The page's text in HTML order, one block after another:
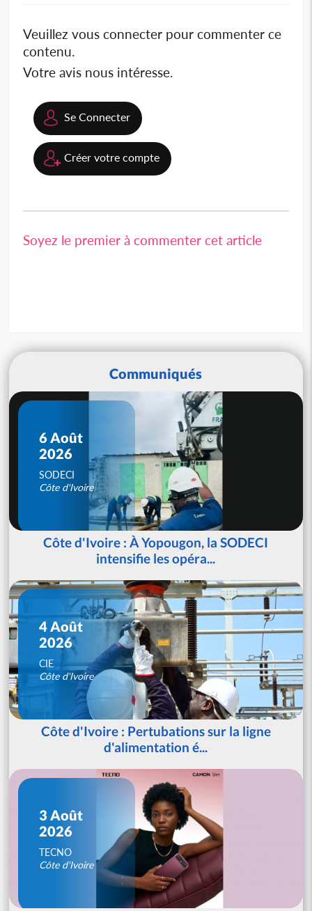
Veuillez vous connecter pour commenter ce
contenu.
Votre avis nous intéresse.
Se Connecter
Créer votre compte
Soyez le premier à commenter cet article
Communiqués
6 Août
2026
SODECI
Côte d'Ivoire
Côte d'Ivoire : À Yopougon, la SODECI
intensifie les opéra...
4 Août
2026
CIE
Côte d'Ivoire
Côte d'Ivoire : Pertubations sur la ligne
d'alimentation é...
3 Août
2026
TECNO
Côte d'Ivoire